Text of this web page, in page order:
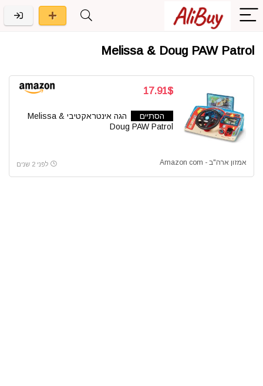
Melissa & Doug PAW Patrol
17.91$
הסתיים
הגה אינטראקטיבי Melissa &
Doug PAW Patrol
אמזון ארה"ב - Amazon com לפני 2 שנים